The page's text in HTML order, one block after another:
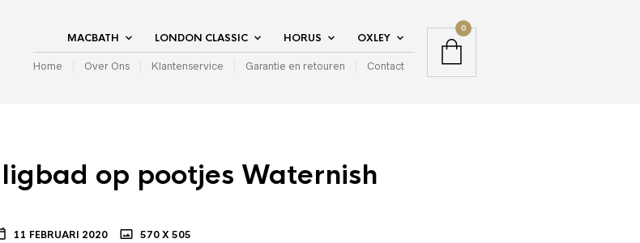
MACBATH LONDON CLASSIC HORUS OXLEY
Home Over Ons Klantenservice Garantie en retouren Contact
0
op pootjes Waternish
11 FEBRUARI 2020
570 X 505